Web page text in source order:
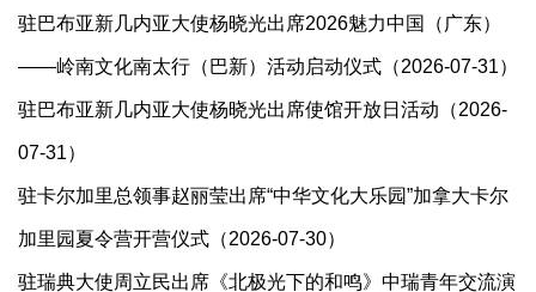
驻巴布亚新几内亚大使杨晓光出席2026魅力中国（广东）
——岭南文化南太行（巴新）活动启动仪式（2026-07-31）
驻巴布亚新几内亚大使杨晓光出席使馆开放日活动（2026-
07-31）
驻卡尔加里总领事​赵丽莹出席“中华文化大乐园”加拿大卡尔
加里园夏令营开营仪式（2026-07-30）
驻瑞典大使周立民出席《北极光下的和鸣》中瑞青年交流演